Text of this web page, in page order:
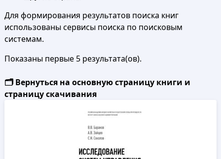
Для формирования результатов поиска книг
использованы сервисы поиска по поисковым
системам.
Показаны первые 5 результата(ов).
🗂️ Вернуться на основную страницу книги и
страницу скачивания